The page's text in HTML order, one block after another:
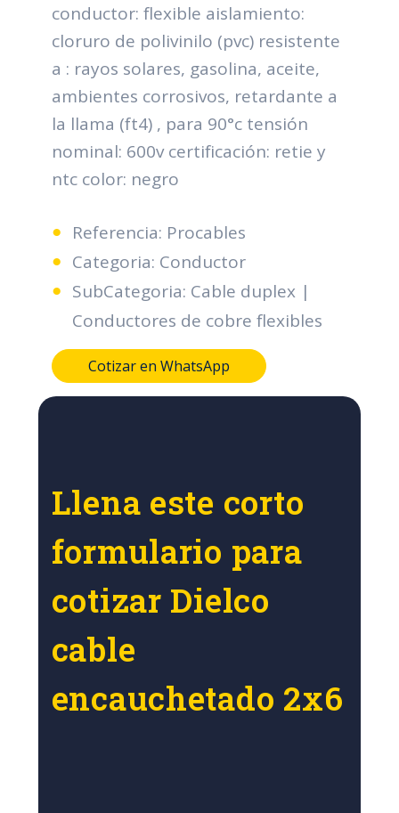
conductor: flexible aislamiento:
cloruro de polivinilo (pvc) resistente
a : rayos solares, gasolina, aceite,
ambientes corrosivos, retardante a
la llama (ft4) , para 90°c tensión
nominal: 600v certificación: retie y
ntc color: negro
Referencia: Procables
Categoria: Conductor
SubCategoria: Cable duplex |
Conductores de cobre flexibles
Cotizar en WhatsApp
Llena este corto
formulario para
cotizar Dielco
cable
encauchetado 2x6